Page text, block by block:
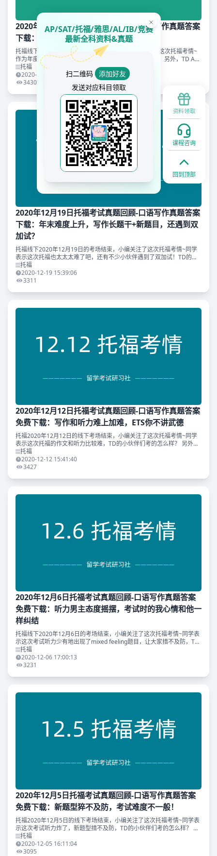
2020年12月20日托福考试真题回顾-口语写作真题答案
下载：2020年最后一场托福完美落下帷幕
托福线下2020年12月20日的考场结束，小编依然关注了这次托福考情~
作为年度最后一次托福考试，TD的小伙伴们考的怎么样？ 另外，TD A版
托福冲分集训模考题命中了今天的线下考试综合口语题目！恭喜刷到原题
的同学呀
托福
2020-12-20 21:16:45
3430
2020年12月19日托福考试真题回顾-口语写作真题答案
下载：年末难度上升，写作长题干+新题目，还遇到双
加试？
托福线下2020年12月19日的考场结束，小编关注了这次托福考情~同学
表示这次托福也太太太难了吧，还有不少小伙伴遇到了双加试！TD的小
伙伴们考的怎么样？ 另外，TD托福备考计划作业习题命中12.19线下考
试阅读原
托福
2020-12-19 15:39:06
3311
2020年12月12日托福考试真题回顾-口语写作真题答案
免费下载：写作和听力难上加难，ETS你不讲武德
托福2020年12月12日的线下考场结束，小编关注了这次托福考情~同学
表示这次托福的作文和听力比较难，TD的小伙伴们考的怎么样？ 另外，
TD托福写作练习计划B版和TD原创出版物《托福写作真题120》《2018-
2
托福
2020-12-12 15:41:40
3427
2020年12月6日托福考试真题回顾-口语写作真题答案
免费下载：听力男主态度摇摆，考试时的我心情和他一
样纠结
托福线下2020年12月6日的考场结束，小编关注了这次托福考情~同学表
示这次考试听力少有地出现了mixed feeling题目，让大家措不及防，TD
的小伙伴们考的怎么样？ 另外，TD托福听力练习计划A版命中今天托
托福
2020-12-06 17:00:13
3231
2020年12月5日托福考试真题回顾-口语写作真题答案
免费下载：新题型猝不及防，考试难度不一般！
托福2020年12月5日的线下考场结束，小编关注了这次托福考情~同学表
示这次考试听力炸了，新题型措不及防，TD的小伙伴们考的怎么样？ 另
外，TD 12.5&6托福周练习计划A版命中今天托福线下考试独立口语题！
恭喜
托福
2020-12-05 16:11:04
3095
资料领取
课程咨询
回到顶部
AP/SAT/托福/雅思/AL/IB/竞赛
最新全科资料&真题
扫二维码
添加好友
发送对应科目领取